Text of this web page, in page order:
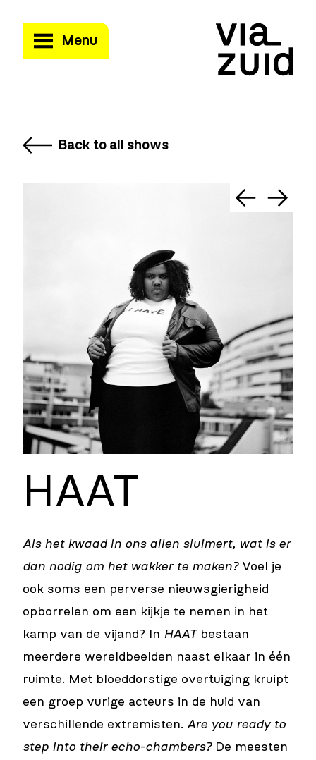
Menu
Back to all shows
HAAT
Als het kwaad in ons allen sluimert, wat is er
dan nodig om het wakker te maken?Voel je
ook soms een perverse nieuwsgierigheid
opborrelen om een kijkje te nemen in het
kamp van de vijand? In HAAT bestaan
meerdere wereldbeelden naast elkaar in één
ruimte. Met bloeddorstige overtuiging kruipt
een groep vurige acteurs in de huid van
verschillende extremisten. Are you ready to
step into their echo-chambers?De meesten